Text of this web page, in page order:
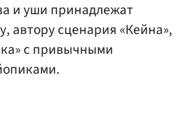
и уши принадлежат
автору сценария «Кейна»,
с привычными